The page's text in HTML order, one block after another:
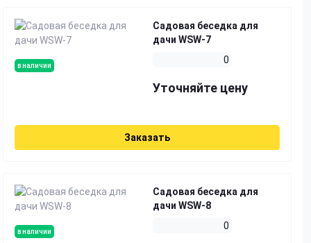
в наличии
Садовая беседка для
дачи WSW-7
0
Уточняйте цену
Заказать
в наличии
Садовая беседка для
дачи WSW-8
0